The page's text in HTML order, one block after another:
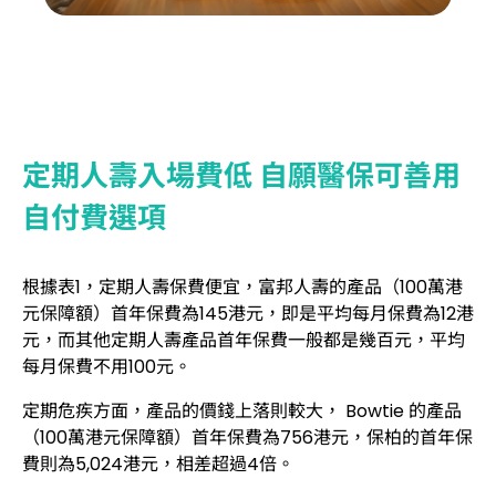
定期人壽入場費低 自願醫保可善用
自付費選項
根據表1，定期人壽保費便宜，富邦人壽的產品（100萬港
元保障額）首年保費為145港元，即是平均每月保費為12港
元，而其他定期人壽產品首年保費一般都是幾百元，平均
每月保費不用100元。
定期危疾方面，產品的價錢上落則較大， Bowtie 的產品
（100萬港元保障額）首年保費為756港元，保柏的首年保
費則為5,024港元，相差超過4倍。